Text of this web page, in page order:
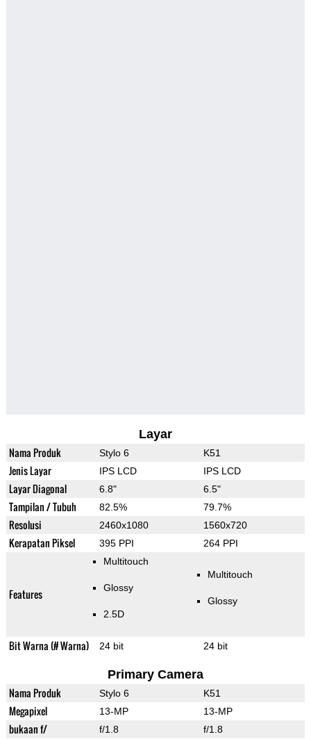
Layar
Nama Produk Stylo 6 K51
Jenis Layar IPS LCD IPS LCD
Layar Diagonal 6.8" 6.5"
Tampilan / Tubuh 82.5% 79.7%
Resolusi 2460x1080 1560x720
Kerapatan Piksel 395 PPI 264 PPI
Features
Multitouch
Glossy
2.5D
Multitouch
Glossy
Bit Warna (# Warna) 24 bit 24 bit
Primary Camera
Nama Produk Stylo 6 K51
Megapixel 13-MP 13-MP
bukaan f/ f/1.8 f/1.8